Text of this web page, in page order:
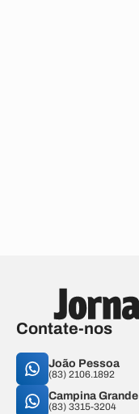
Contate-nos
João Pessoa
(83) 2106.1892
Campina Grande
(83) 3315-3204